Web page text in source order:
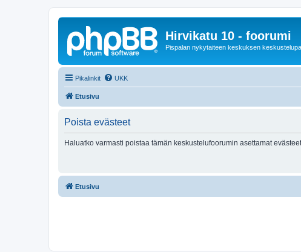
Hirvikatu 10 - foorumi
Pispalan nykytaiteen keskuksen
Pikalinkit UKK
Etusivu
Poista evästeet
Haluatko varmasti poistaa tämän keskustelufoorumin asettamat
Etusivu